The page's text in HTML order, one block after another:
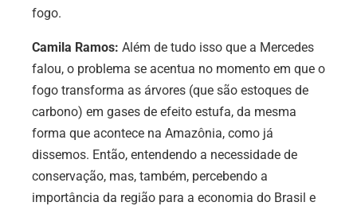
fogo.
Camila Ramos: Além de tudo isso que a Mercedes
falou, o problema se acentua no momento em que o
fogo transforma as árvores (que são estoques de
carbono) em gases de efeito estufa, da mesma
forma que acontece na Amazônia, como já
dissemos. Então, entendendo a necessidade de
conservação, mas, também, percebendo a
importância da região para a economia do Brasil e